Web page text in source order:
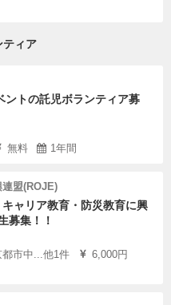
ティア
ントの託児ボランティア募
無料 1年間
盟(ROJE)
キャリア教育・防災教育に興
募集！！
市中...他1件
6,000円